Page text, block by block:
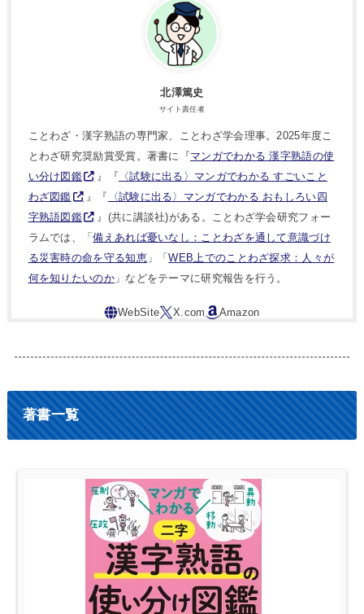
北澤篤史
サイト責任者
ことわざ・漢字熟語の専門家、ことわざ学会理事。2025年度こ
とわざ研究奨励賞受賞。著書に『マンガでわかる 漢字熟語の使
い分け図鑑
』『 〈試験に出る〉マンガでわかる すごいこと
わざ図鑑
』『
〈試験に出る〉マンガでわかる おもしろい四
字熟語図鑑
』(共に講談社)がある。ことわざ学会研究フォー
ラムでは、「備えあれば憂いなし：ことわざを通して意識づけ
る災害時の命を守る知恵」「WEB上でのことわざ探求：人々が
何を知りたいのか」などをテーマに研究報告を行う。
著書一覧